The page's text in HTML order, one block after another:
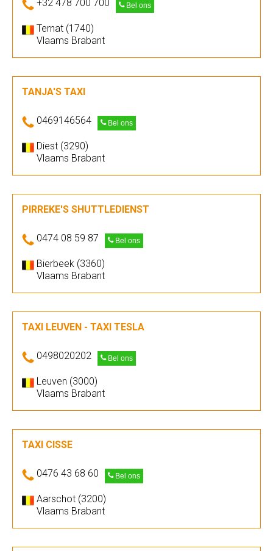
+32 478 700 700 Bel ons
Ternat (1740)
Vlaams Brabant
TANJA'S TAXI
0469146564 Bel ons
Diest (3290)
Vlaams Brabant
PIRREKE'S SHUTTLEDIENST
0474 08 59 87 Bel ons
Bierbeek (3360)
Vlaams Brabant
TAXI LEUVEN - TAXI TESLA
0498020202 Bel ons
Leuven (3000)
Vlaams Brabant
TAXI CISSE
0476 43 68 60 Bel ons
Aarschot (3200)
Vlaams Brabant